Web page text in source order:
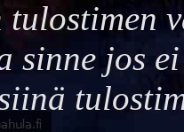
tulostimen
sinne jos